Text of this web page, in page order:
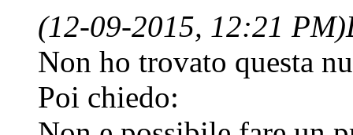
(12-09-2015, 12:21 PM)
Non ho trovato questa
Poi chiedo: